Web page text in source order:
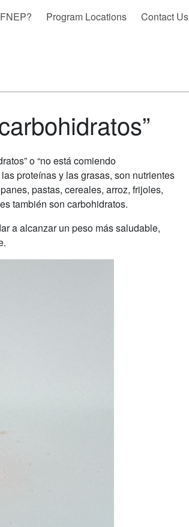
Program Locations Contact Us
o “no está comiendo
proteínas y las grasas, son nutrientes
pastas, cereales, arroz, frijoles,
también son carbohidratos.
a alcanzar un peso más saludable,